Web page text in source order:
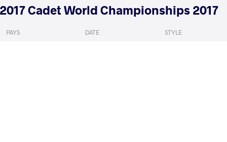
2017 Cadet World Championships 2017
PAYS DATE STYLE